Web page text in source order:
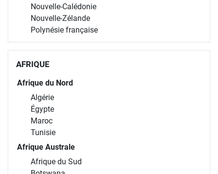
Nouvelle-Calédonie
Nouvelle-Zélande
Polynésie française
AFRIQUE
Afrique du Nord
Algérie
Égypte
Maroc
Tunisie
Afrique Australe
Afrique du Sud